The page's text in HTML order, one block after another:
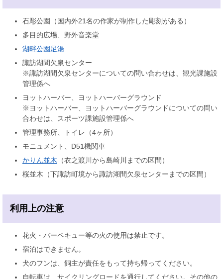
石彫公園（国内外21名の作家が制作した彫刻がある）
多目的広場、野外音楽堂
湖畔公園足湯
諏訪湖間欠泉センター
※諏訪湖間欠泉センターについての問い合わせは、観光課施設
管理係へ
ヨットハーバー、ヨットハーバーグラウンド
※ヨットハーバー、ヨットハーバーグラウンドについての問い
合わせは、スポーツ課施設管理係へ
管理事務所、トイレ（4ヶ所）
モニュメント、D51機関車
かりん並木 （衣之渡川から島崎川までの区間）
桜並木（下諏訪町境から諏訪湖間欠泉センターまでの区間）
利用上の注意
花火・バーベキュー等の火の使用は禁止です。
宿泊はできません。
犬のフンは、飼主が責任をもって持ち帰ってください。
自転車は、サイクリングロードを通行してください。その他の